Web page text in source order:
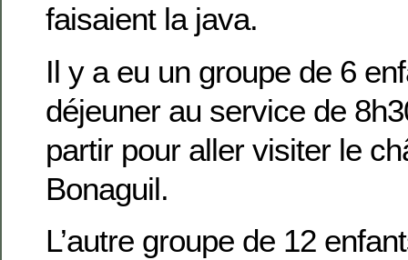
faisaient la java.
Il y a eu un groupe de 6
déjeuner au service de
partir pour aller visiter le
Bonaguil.
L’autre groupe de 12